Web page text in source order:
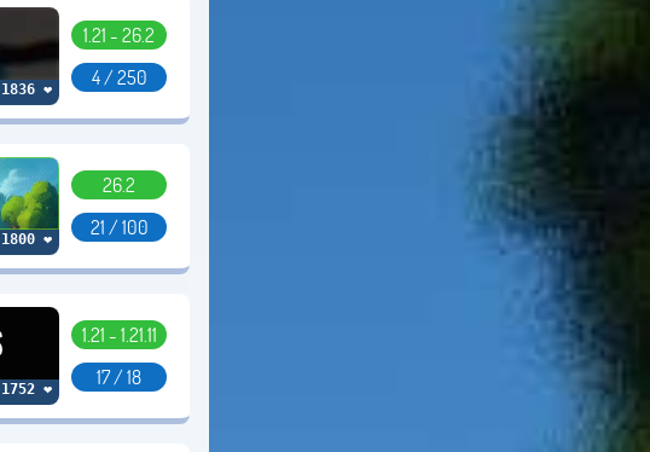
1836 ❤
1.21 - 26.2
4 / 250
1800 ❤
26.2
21 / 100
1752 ❤
1.21 - 1.21.11
17 / 18